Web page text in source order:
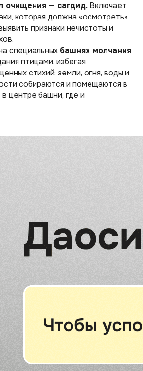
очищения — сагдид. Включает
которая должна «осмотреть»
признаки нечистоты и
специальных башнях молчания
птицами, избегая
стихий: земли, огня, воды и
собираются и помещаются в
центре башни, где и